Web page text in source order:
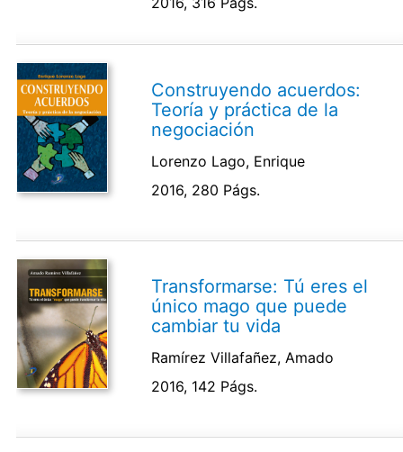
Construyendo acuerdos:
Teoría y práctica de la
negociación
Lorenzo Lago, Enrique
2016, 280 Págs.
Transformarse: Tú eres el
único mago que puede
cambiar tu vida
Ramírez Villafañez, Amado
2016, 142 Págs.